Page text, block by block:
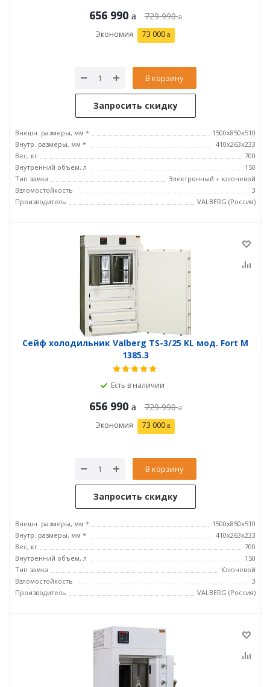
656 990 729 990
Экономия 73 000
В корзину
Запросить скидку
Внешн. размеры, мм *
1500x850x510
Внутр. размеры, мм *
410x263x233
Вес, кг
700
Внутренний объем, л
150
Тип замка
Электронный + ключевой
Взломостойкость
3
Производитель
VALBERG (Россия)
Сейф холодильник Valberg TS-3/25 KL мод. Fort М
1385.3
Есть в наличии
656 990 729 990
Экономия 73 000
В корзину
Запросить скидку
Внешн. размеры, мм *
1500x850x510
Внутр. размеры, мм *
410x263x233
Вес, кг
700
Внутренний объем, л
150
Тип замка
Ключевой
Взломостойкость
3
Производитель
VALBERG (Россия)